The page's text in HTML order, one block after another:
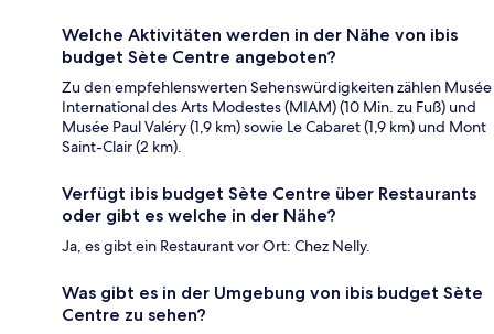
Welche Aktivitäten werden in der Nähe von ibis
budget Sète Centre angeboten?
Zu den empfehlenswerten Sehenswürdigkeiten zählen Musée
International des Arts Modestes (MIAM) (10 Min. zu Fuß) und
Musée Paul Valéry (1,9 km) sowie Le Cabaret (1,9 km) und Mont
Saint-Clair (2 km).
Verfügt ibis budget Sète Centre über Restaurants
oder gibt es welche in der Nähe?
Ja, es gibt ein Restaurant vor Ort: Chez Nelly.
Was gibt es in der Umgebung von ibis budget Sète
Centre zu sehen?